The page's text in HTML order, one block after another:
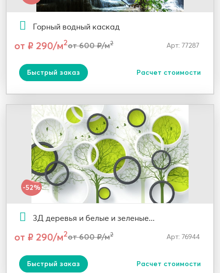
Горный водный каскад
от ₽ 290/м2от 600 ₽/м2 Арт: 77287
Быстрый заказ Расчет стоимости
-52%
3Д деревья и белые и зеленые...
от ₽ 290/м2от 600 ₽/м2 Арт: 76944
Быстрый заказ Расчет стоимости